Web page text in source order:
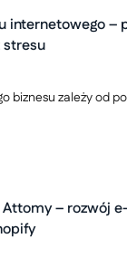
internetowego –
stresu
biznesu zależy od
Attomy – rozwój